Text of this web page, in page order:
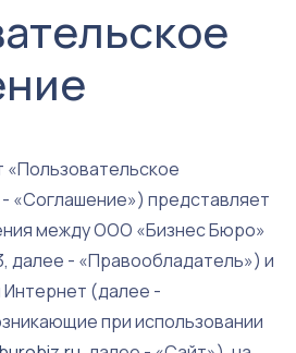
«Соглашение») представляет
между ООО «Бизнес Бюро»
далее - «Правообладатель») и
(далее -
при использовании